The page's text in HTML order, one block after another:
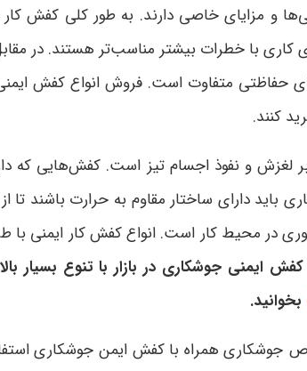
و مزایای خاصی دارند. به طور کلی کفش
با خطرات بیشتر مناسب‌تر هستند. در
حفاظتی متفاوت است. فروش انواع کفش
کنند.
لغزش و نفوذ اجسام تیز است. کفش‌هایی که
دارای ساختار مقاوم به حرارت باشند تا
در محیط کار است. انواع کفش کار ایمنی با
ایمنی جوشکاری در بازار با تنوع بسیار
بخوانید.
جوشکاری همراه با کفش ایمن جوشکاری